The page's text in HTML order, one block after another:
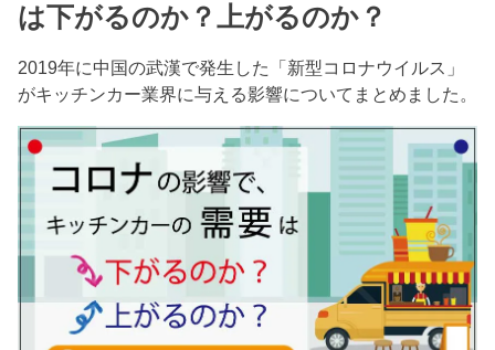
は下がるのか？上がるのか？
2019年に中国の武漢で発生した「新型コロナウイルス」
がキッチンカー業界に与える影響についてまとめました。